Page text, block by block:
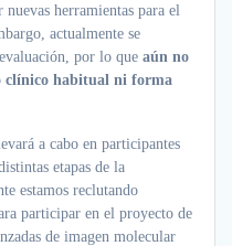
herramientas para el
actualmente se
por lo que aún no
clínico habitual ni forma
a cabo en participantes
etapas de la
estamos reclutando
participar en el proyecto de
de imagen molecular